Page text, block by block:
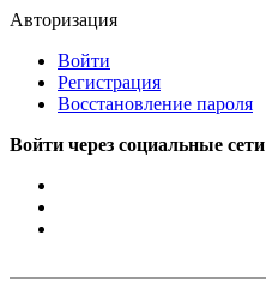
Авторизация
Войти
Регистрация
Восстановление пароля
Войти через социальные сети